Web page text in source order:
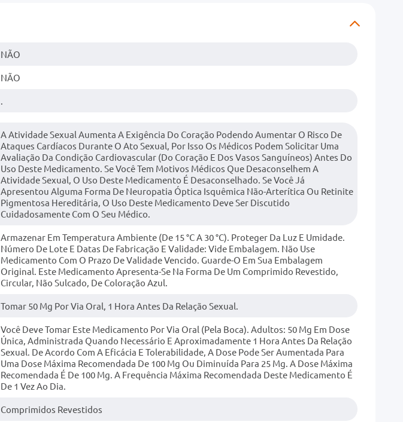
NÃO
NÃO
.
A Atividade Sexual Aumenta A Exigência Do Coração Podendo Aumentar O Risco De
Ataques Cardíacos Durante O Ato Sexual, Por Isso Os Médicos Podem Solicitar Uma
Avaliação Da Condição Cardiovascular (do Coração E Dos Vasos Sanguíneos) Antes Do
Uso Deste Medicamento. Se Você Tem Motivos Médicos Que Desaconselhem A
Atividade Sexual, O Uso Deste Medicamento É Desaconselhado. Se Você Já
Apresentou Alguma Forma De Neuropatia Óptica Isquêmica Não-Arterítica Ou Retinite
Pigmentosa Hereditária, O Uso Deste Medicamento Deve Ser Discutido
Cuidadosamente Com O Seu Médico.
Armazenar Em Temperatura Ambiente (de 15 °C A 30 °C). Proteger Da Luz E Umidade.
Número De Lote E Datas De Fabricação E Validade: Vide Embalagem. Não Use
Medicamento Com O Prazo De Validade Vencido. Guarde-O Em Sua Embalagem
Original. Este Medicamento Apresenta-Se Na Forma De Um Comprimido Revestido,
Circular, Não Sulcado, De Coloração Azul.
Tomar 50 Mg Por Via Oral, 1 Hora Antes Da Relação Sexual.
Você Deve Tomar Este Medicamento Por Via Oral (pela Boca). Adultos: 50 Mg Em Dose
Única, Administrada Quando Necessário E Aproximadamente 1 Hora Antes Da Relação
Sexual. De Acordo Com A Eficácia E Tolerabilidade, A Dose Pode Ser Aumentada Para
Uma Dose Máxima Recomendada De 100 Mg Ou Diminuída Para 25 Mg. A Dose Máxima
Recomendada É De 100 Mg. A Frequência Máxima Recomendada Deste Medicamento É
De 1 Vez Ao Dia.
Comprimidos Revestidos